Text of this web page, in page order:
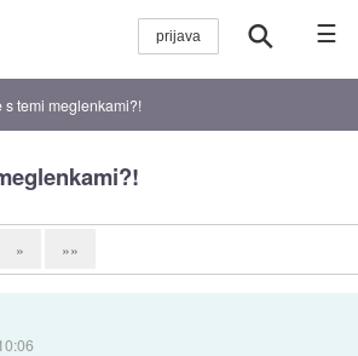
☰
s temi meglenkami?!
» »»